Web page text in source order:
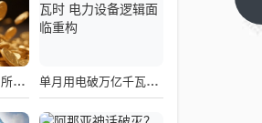
设立北京证券交易所对股市的影响 单月用电破万亿千瓦时 电力设备逻辑面临重构